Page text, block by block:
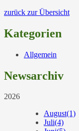
zurück zur Übersicht
Kategorien
Allgemein
Newsarchiv
2026
August(1)
Juli(4)